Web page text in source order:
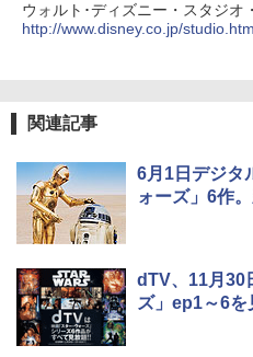
ウォルト･ディズニー・スタジオ
http://www.disney.co.jp/
関連記事
6月1日デジタ
ォーズ」6作
dTV、11月30
ズ」ep1～6